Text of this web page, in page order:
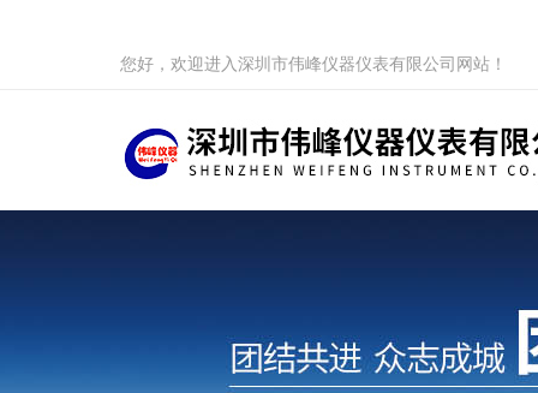
您好，欢迎进入深圳市伟峰仪器仪表有限公司网站！